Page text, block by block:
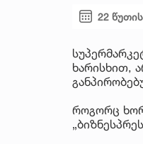
22
ხარისხით,
როგორც